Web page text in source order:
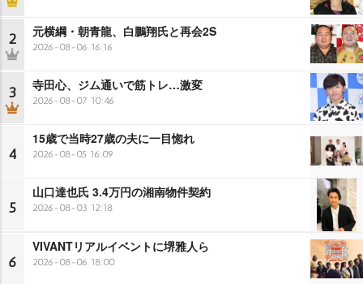
2 元横綱・朝青龍、白鵬翔氏と再会2S
2026-08-06 16:16
3 寺田心、ジム通いで筋トレ…激変
2026-08-07 10:46
4
15歳で当時27歳の夫に一目惚れ
2026-08-05 16:09
5
山口達也氏 3.4万円の湘南物件契約
2026-08-03 12:18
6
VIVANTリアルイベントに堺雅人ら
2026-08-06 18:00